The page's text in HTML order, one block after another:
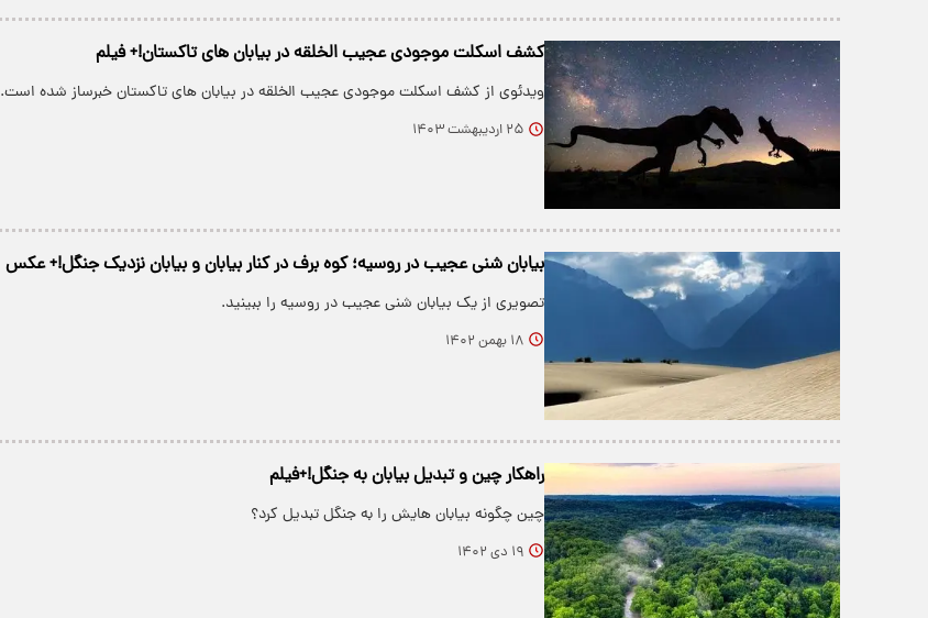
کشف اسکلت موجودی عجیب الخلقه در بیابان های تاکستان!+ فیلم
ویدئوی از کشف اسکلت موجودی عجیب الخلقه در بیابان های تاکستان خبرساز شده است.
۲۵ اردیبهشت ۱۴۰۳
بیابان شنی عجیب در روسیه؛ کوه برف در کنار بیابان و بیابان نزدیک جنگل!+ عکس
تصویری از یک بیابان شنی عجیب در روسیه را ببینید.
۱۸ بهمن ۱۴۰۲
راهکار چین و تبدیل بیابان به جنگل!+فیلم
چین چگونه بیابان هایش را به جنگل تبدیل کرد؟
۱۹ دی ۱۴۰۲